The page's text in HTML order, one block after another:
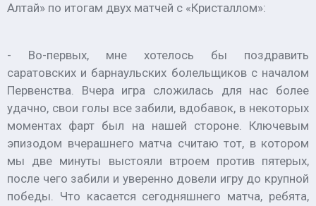
Алтай» по итогам двух матчей с «Кристаллом»:
- Во-первых, мне хотелось бы поздравить
саратовских и барнаульских болельщиков с началом
Первенства. Вчера игра сложилась для нас более
удачно, свои голы все забили, вдобавок, в некоторых
моментах фарт был на нашей стороне. Ключевым
эпизодом вчерашнего матча считаю тот, в котором
мы две минуты выстояли втроем против пятерых,
после чего забили и уверенно довели игру до крупной
победы. Что касается сегодняшнего матча, ребята,